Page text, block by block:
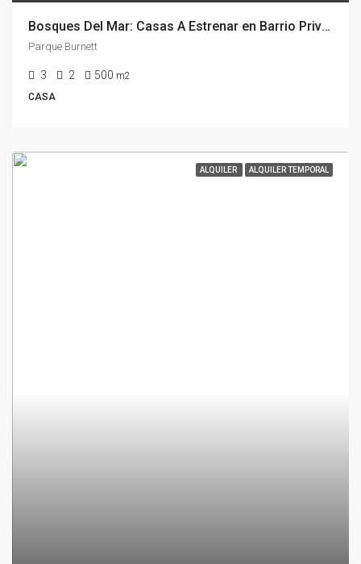
Bosques Del Mar: Casas A Estrenar en Barrio Privado, Parque Burnett, Pinares, Punta Del Este / Maldonado
Parque Burnett
3 2 500 m2
CASA
ALQUILER ALQUILER TEMPORAL